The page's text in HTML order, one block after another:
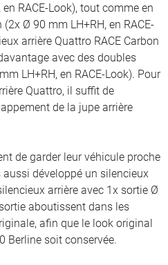
RACE-Look), tout comme en
Ø 90 mm LH+RH, en RACE-
arrière Quattro RACE Carbon
avec des doubles
LH+RH, en RACE-Look). Pour
Quattro, il suffit de
de la jupe arrière
de garder leur véhicule proche
développé un silencieux
arrière avec 1x sortie Ø
aboutissent dans les
afin que le look original
Berline soit conservée.